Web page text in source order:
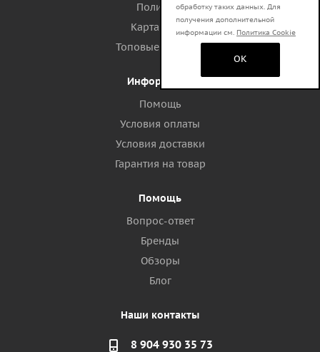
Политика
Карта сайта
Топовые запросы
Информация
Помощь
Условия оплаты
Условия доставки
Гарантия на товар
Помощь
Вопрос-ответ
Бренды
Обзоры
Блог
Наши контакты
8 904 930 35 73
обработку таких данных. Для
получения дополнительной
информации см. Политика Cookie
OK